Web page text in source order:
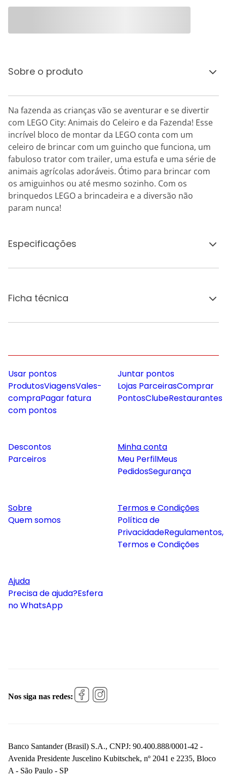
Sobre o produto
Na fazenda as crianças vão se aventurar e se divertir
com LEGO City: Animais do Celeiro e da Fazenda! Esse
incrível bloco de montar da LEGO conta com um
celeiro de brincar com um guincho que funciona, um
fabuloso trator com trailer, uma estufa e uma série de
animais agrícolas adoráveis. Ótimo para brincar com
os amiguinhos ou até mesmo sozinho. Com os
brinquedos LEGO a brincadeira e a diversão não
param nunca!
Especificações
Ficha técnica
Usar pontos
ProdutosViagensVales-
compraPagar fatura
com pontos
Juntar pontos
Lojas ParceirasComprar
PontosClubeRestaurantes
Descontos
Parceiros
Minha conta
Meu PerfilMeus
PedidosSegurança
Sobre
Quem somos
Termos e Condições
Política de
PrivacidadeRegulamentos,
Termos e Condições
Ajuda
Precisa de ajuda?Esfera
no WhatsApp
Nos siga nas redes:
Banco Santander (Brasil) S.A., CNPJ: 90.400.888/0001-42 -
Avenida Presidente Juscelino Kubitschek, nº 2041 e 2235, Bloco
A - São Paulo - SP